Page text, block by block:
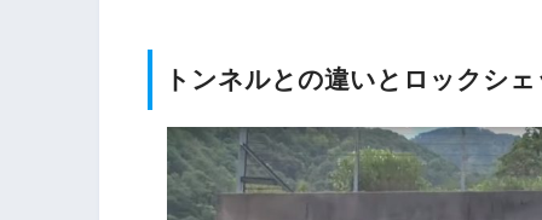
トンネルとの違いとロックシ